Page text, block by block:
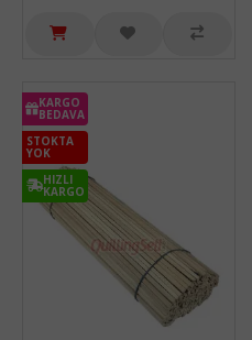
KARGO
BEDAVA
STOKTA
YOK
HIZLI
KARGO